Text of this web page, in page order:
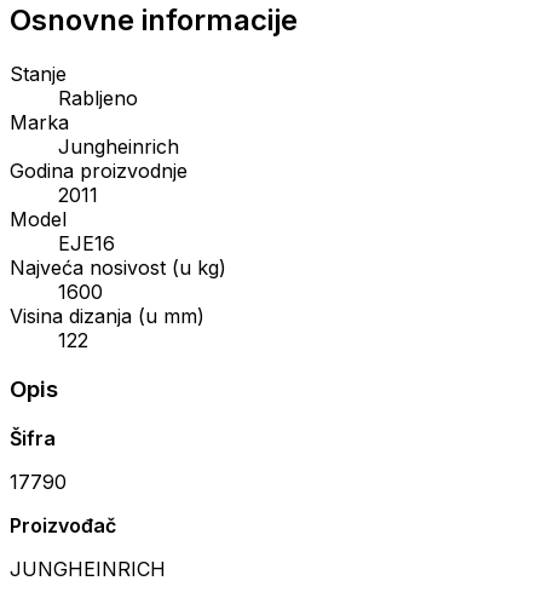
Osnovne informacije
Stanje
Rabljeno
Marka
Jungheinrich
Godina proizvodnje
2011
Model
EJE16
Najveća nosivost (u kg)
1600
Visina dizanja (u mm)
122
Opis
Šifra
17790
Proizvođač
JUNGHEINRICH